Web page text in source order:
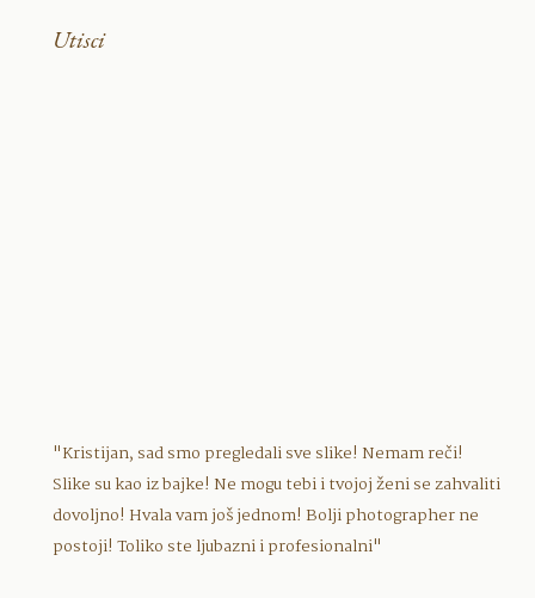
Utisci
"Kristijan, sad smo pregledali sve slike! Nemam reči!
Slike su kao iz bajke! Ne mogu tebi i tvojoj ženi se zahvaliti
dovoljno! Hvala vam još jednom! Bolji photographer ne
postoji! Toliko ste ljubazni i profesionalni"